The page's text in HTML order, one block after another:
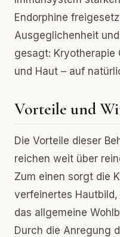
Endorphine
Ausgeglichenheit
gesagt: Kryotherapie
und Haut – auf
Vorteile und
Die Vorteile dieser
reichen weit über
Zum einen sorgt die
verfeinertes
das allgemeine
Durch die Anregung